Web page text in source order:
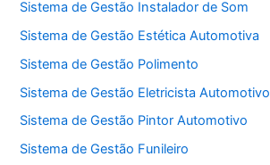
Sistema de Gestão Instalador de Som
Sistema de Gestão Estética Automotiva
Sistema de Gestão Polimento
Sistema de Gestão Eletricista Automotivo
Sistema de Gestão Pintor Automotivo
Sistema de Gestão Funileiro